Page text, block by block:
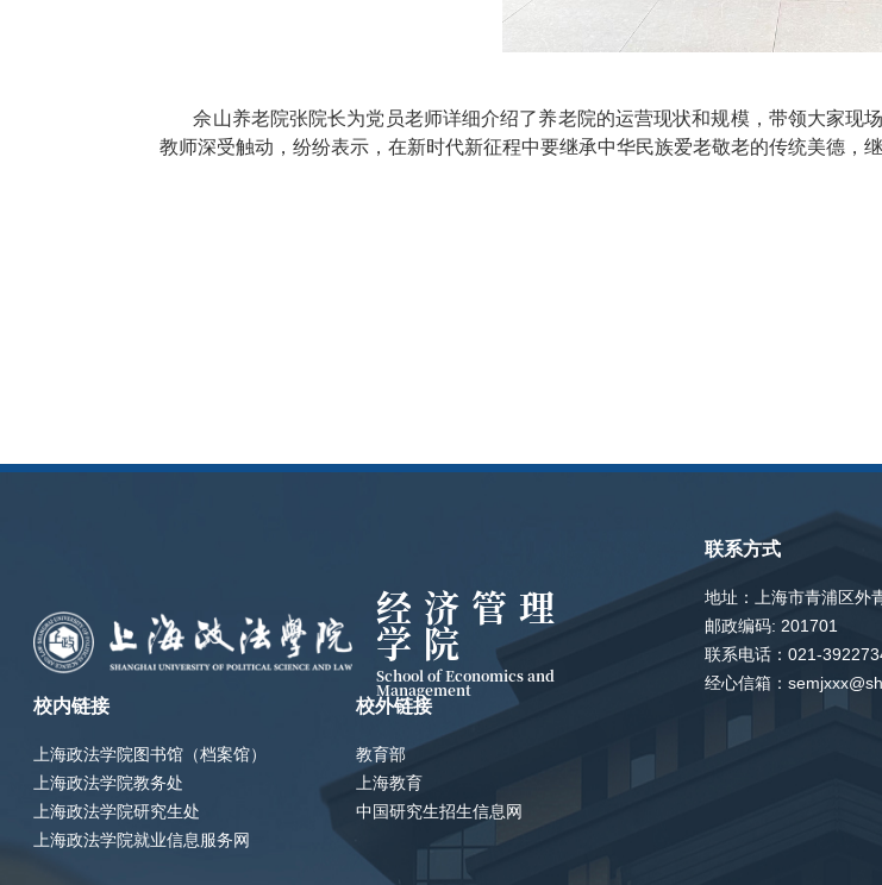
佘山养老院张院长为党员老师详细介绍了养老院的运营现状和规模，带领大家现
教师深受触动，纷纷表示，在新时代新征程中要继承中华民族爱老敬老的传统美德，
经济管理
学院
School of Economics and
Management
联系方式
地址：上海市青浦区外
邮政编码: 201701
联系电话：021-
经心信箱：
校内链接
上海政法学院图书馆（档案馆）
上海政法学院教务处
上海政法学院研究生处
上海政法学院就业信息服务网
校外链接
教育部
上海教育
中国研究生招生信息网